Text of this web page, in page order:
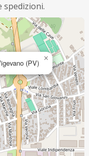
spedizioni.
(PV) ×